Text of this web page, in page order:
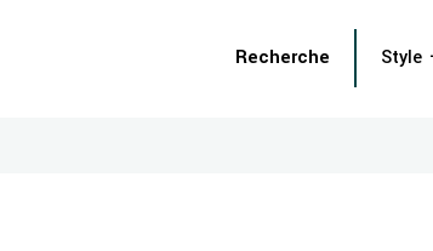
Style
Recherche